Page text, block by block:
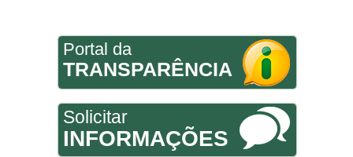
Portal da
TRANSPARÊNCIA
Solicitar
INFORMAÇÕES